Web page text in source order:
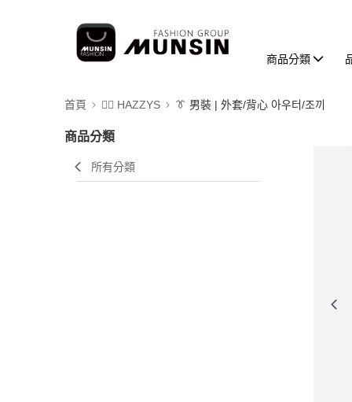
商品分類
首頁 🐕‍🦺 HAZZYS 👔 男裝 | 外套/背心 아우터/조끼
商品分類
所有分類